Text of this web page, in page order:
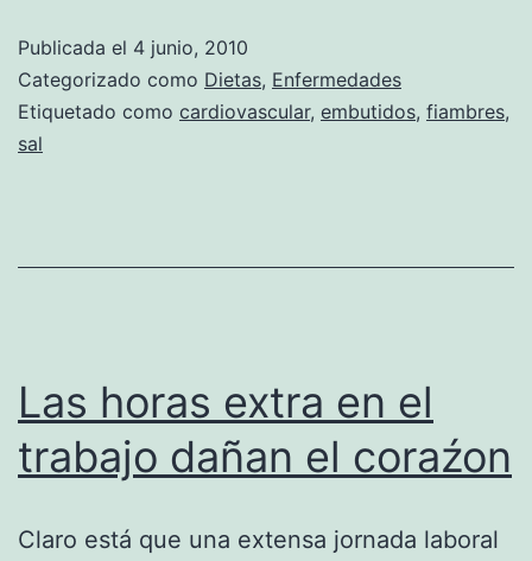
riesgosos
para
Publicada el 4 junio, 2010
Categorizado como Dietas, Enfermedades
Etiquetado como cardiovascular, embutidos, fiambres,
sal
Las horas extra en el
trabajo dañan el coraźon
Claro está que una extensa jornada laboral